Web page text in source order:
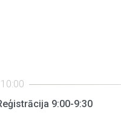
9:00-9:30